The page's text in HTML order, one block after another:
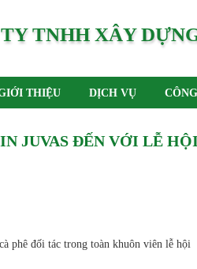
TNHH XÂY
THIỆU DỊCH VỤ
ĐẾN VỚI LỄ
phê đối tác trong toàn khuôn viên lễ hội